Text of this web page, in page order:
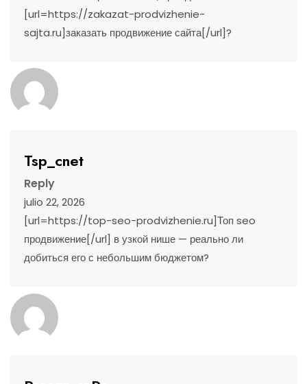
[url=https://zakazat-prodvizhenie-
sajta.ru]заказать продвижение сайта[/url]?
Tsp_cnet
Reply
julio 22, 2026
[url=https://top-seo-prodvizhenie.ru]Топ seo
продвижение[/url] в узкой нише — реально ли
добиться его с небольшим бюджетом?